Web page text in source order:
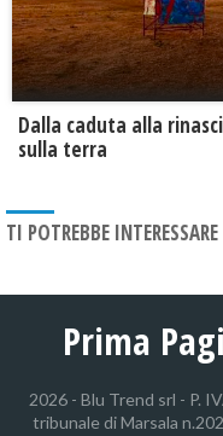
Dalla caduta alla
sulla terra
TI POTREBBE INTERESSARE
Prima
2026 - Blu Trend srl - P.
tribunale di Marsala